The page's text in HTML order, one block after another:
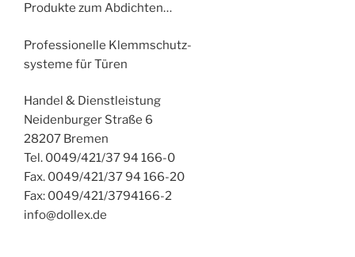
Produkte zum Abdichten…
Professionelle Klemmschutz-
systeme für Türen
Handel & Dienstleistung
Neidenburger Straße 6
28207 Bremen
Tel. 0049/421/37 94 166-0
Fax. 0049/421/37 94 166-20
Fax: 0049/421/3794166-2
info@dollex.de